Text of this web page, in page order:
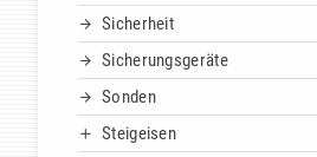
Sicherheit
Sicherungsgeräte
Sonden
Steigeisen